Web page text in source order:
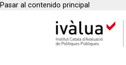
Pasar al contenido principal